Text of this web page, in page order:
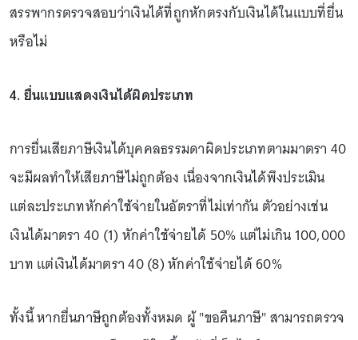
สรรพากรตรวจสอบว่าเงินได้ที่ถูกหักตรงกับเงินได้ในแบบที่ยื่น
หรือไม่
4. ยื่นแบบแสดงเงินได้ผิดประเภท
การยื่นเสียภาษีเงินได้บุคคลธรรมดาผิดประเภทตามมาตรา 40
จะมีผลทำให้เสียภาษีไม่ถูกต้อง เนื่องจากเงินได้พึงประเมิน
แต่ละประเภทหักค่าใช้จ่ายในอัตราที่ไม่เท่ากัน ตัวอย่างเช่น
เงินได้มาตรา 40 (1) หักค่าใช้จ่ายได้ 50% แต่ไม่เกิน 100,000
บาท แต่เงินได้มาตรา 40 (8) หักค่าใช้จ่ายได้ 60%
ทั้งนี้ หากยื่นภาษีถูกต้องทั้งหมด ผู้ "ขอคืนภาษี" สามารถตรวจ